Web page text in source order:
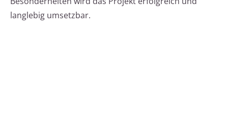
langlebig umsetzbar.